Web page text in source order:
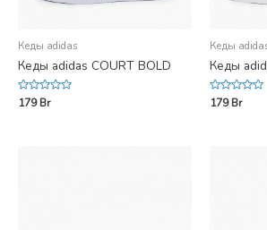
Кеды adidas
Кеды adidas COURT BOLD
Rated
0179Br
Кеды
Кеды
Rated
0179Br